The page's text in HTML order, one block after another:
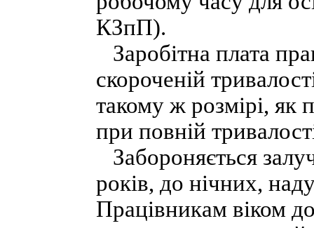
КЗпП).
Заробітна плата
скороченій
такому ж розмірі, як
при повній
Забороняється
років, до нічних,
Працівникам віком